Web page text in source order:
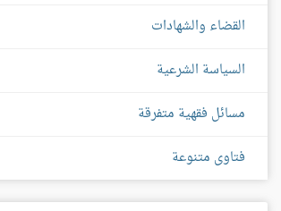
القضاء والشهادات
السياسة الشرعية
مسائل فقهية متفرقة
فتاوى متنوعة